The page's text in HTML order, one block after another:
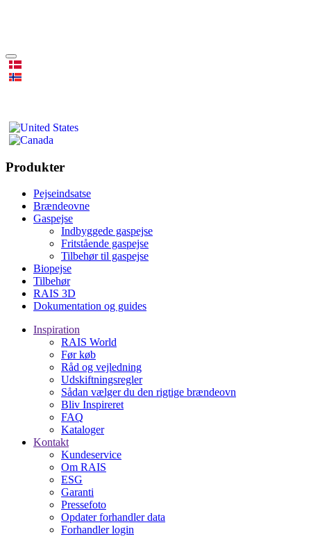
Produkter
Pejseindsatse
Brændeovne
Gaspejse
Indbyggede gaspejse
Fritstående gaspejse
Tilbehør til gaspejse
Biopejse
Tilbehør
RAIS 3D
Dokumentation og guides
Inspiration
RAIS World
Før køb
Råd og vejledning
Udskiftningsregler
Sådan vælger du den rigtige brændeovn
Bliv Inspireret
FAQ
Kataloger
Kontakt
Kundeservice
Om RAIS
ESG
Garanti
Pressefoto
Opdater forhandler data
Forhandler login